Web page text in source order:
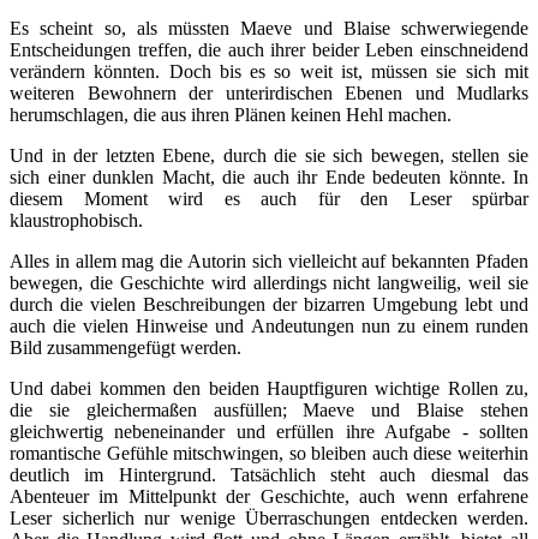
Es scheint so, als müssten Maeve und Blaise schwerwiegende
Entscheidungen treffen, die auch ihrer beider Leben einschneidend
verändern könnten. Doch bis es so weit ist, müssen sie sich mit
weiteren Bewohnern der unterirdischen Ebenen und Mudlarks
herumschlagen, die aus ihren Plänen keinen Hehl machen.
Und in der letzten Ebene, durch die sie sich bewegen, stellen sie
sich einer dunklen Macht, die auch ihr Ende bedeuten könnte. In
diesem Moment wird es auch für den Leser spürbar
klaustrophobisch.
Alles in allem mag die Autorin sich vielleicht auf bekannten Pfaden
bewegen, die Geschichte wird allerdings nicht langweilig, weil sie
durch die vielen Beschreibungen der bizarren Umgebung lebt und
auch die vielen Hinweise und Andeutungen nun zu einem runden
Bild zusammengefügt werden.
Und dabei kommen den beiden Hauptfiguren wichtige Rollen zu,
die sie gleichermaßen ausfüllen; Maeve und Blaise stehen
gleichwertig nebeneinander und erfüllen ihre Aufgabe - sollten
romantische Gefühle mitschwingen, so bleiben auch diese weiterhin
deutlich im Hintergrund. Tatsächlich steht auch diesmal das
Abenteuer im Mittelpunkt der Geschichte, auch wenn erfahrene
Leser sicherlich nur wenige Überraschungen entdecken werden.